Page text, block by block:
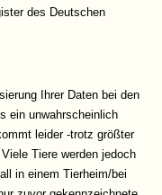
des Deutschen
Ihrer Daten bei den
ein unwahrscheinlich
leider -trotz größter
Tiere werden jedoch
in einem Tierheim/bei